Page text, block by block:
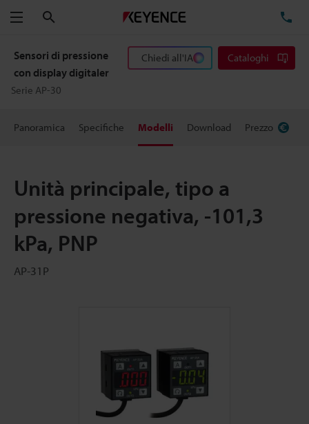
Menu
Sensori di pressione
con display digitaler
Serie AP-30
Chiedi all'IA Cataloghi
Panoramica Specifiche Modelli Download Prezzo
Unità principale, tipo a
pressione negativa, -101,3
kPa, PNP
AP-31P